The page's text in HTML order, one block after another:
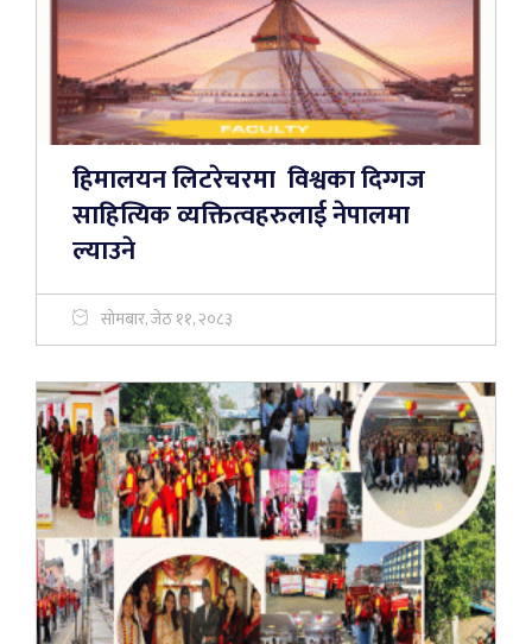
हिमालयन लिटरेचरमा विश्वका दिग्गज
साहित्यिक व्यक्तित्वहरुलाई नेपालमा
ल्याउने
सोमबार, जेठ ११, २०८३